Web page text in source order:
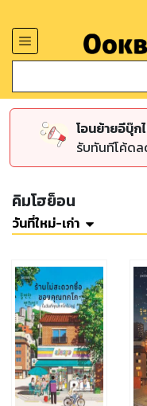
โอนย้ายอีบุ๊ก
รับทันทีโค้ดล
คิมโฮย็อน
วันที่ใหม่-เก่า